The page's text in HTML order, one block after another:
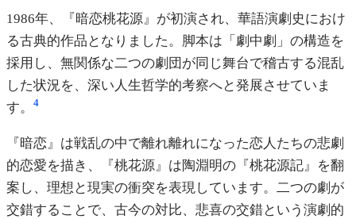
1986年、『暗恋桃花源』が初演され、華語演劇史におけ
る古典的作品となりました。脚本は「劇中劇」の構造を
採用し、無関係な二つの劇団が同じ舞台で稽古する混乱
した状況を、深い人生哲学的考察へと発展させていま
す。
4
『暗恋』は戦乱の中で離れ離れになった恋人たちの悲劇
的恋愛を描き、『桃花源』は陶淵明の『桃花源記』を翻
案し、理想と現実の衝突を表現しています。二つの劇が
交錯することで、古今の対比、悲喜の交錯という演劇的